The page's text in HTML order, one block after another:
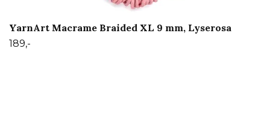
YarnArt Macrame Braided XL 9 mm, Lyserosa
189,-